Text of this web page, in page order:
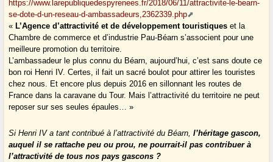
https://www.larepubliquedespyrenees.fr/2018/06/11/attractivite-le-bearn-
se-dote-d-un-reseau-d-ambassadeurs,2362339.php
« L’Agence d’attractivité et de développement touristiques et la
Chambre de commerce et d’industrie Pau-Béarn s’associent pour une
meilleure promotion du territoire.
L’ambassadeur le plus connu du Béarn, aujourd’hui, c’est sans doute ce
bon roi Henri IV. Certes, il fait un sacré boulot pour attirer les touristes
chez nous. Et encore plus depuis 2016 en sillonnant les routes de
France dans la caravane du Tour. Mais l’attractivité du territoire ne peut
reposer sur ses seules épaules… »
Si Henri IV a tant contribué à l’attractivité du Béarn,l’héritage gascon,
auquel il se rattache peu ou prou, ne pourrait-il pas contribuer à
l’attractivité de tous nos pays gascons ?